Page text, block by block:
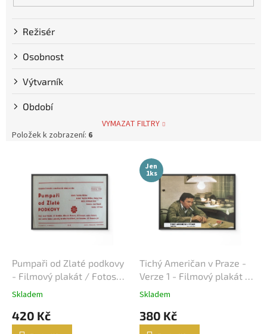
Dustin Hoffman 58
Clint Eastwood
Bruce Willis
Steve McQueen
Julia Roberts 69
Jiří Bartoška 59
Nicolas Cage 55
Vlastimil Brodský
Brad Pitt 48
Režisér
Osobnost
Výtvarník
Období
VYMAZAT FILTRY
Položek k zobrazení: 6
Pumpaři od Zlaté podkovy
- Filmový plakát / Fotoska
/ Slepka (cca A4)
Skladem
420 Kč
Jen
1ks
Tichý Američan v Praze -
Verze 1 - Filmový plakát /
Fotoska / Slepka (cca A4)
Skladem
380 Kč